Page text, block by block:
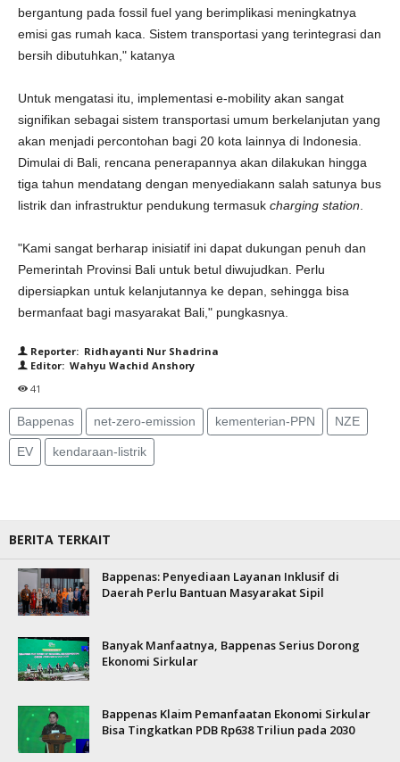
bergantung pada fossil fuel yang berimplikasi meningkatnya
emisi gas rumah kaca. Sistem transportasi yang terintegrasi dan
bersih dibutuhkan," katanya
Untuk mengatasi itu, implementasi e-mobility akan sangat
signifikan sebagai sistem transportasi umum berkelanjutan yang
akan menjadi percontohan bagi 20 kota lainnya di Indonesia.
Dimulai di Bali, rencana penerapannya akan dilakukan hingga
tiga tahun mendatang dengan menyediakann salah satunya bus
listrik dan infrastruktur pendukung termasuk charging station
"Kami sangat berharap inisiatif ini dapat dukungan penuh dan
Pemerintah Provinsi Bali untuk betul diwujudkan. Perlu
dipersiapkan untuk kelanjutannya ke depan, sehingga bisa
bermanfaat bagi masyarakat Bali," pungkasnya.
Reporter: Ridhayanti Nur Shadrina
Editor: Wahyu Wachid Anshory
41
Bappenas net-zero-emission kementerian-PPN NZE
EV kendaraan-listrik
BERITA TERKAIT
Bappenas: Penyediaan Layanan Inklusif di
Daerah Perlu Bantuan Masyarakat Sipil
Banyak Manfaatnya, Bappenas Serius Dorong
Ekonomi Sirkular
Bappenas Klaim Pemanfaatan Ekonomi Sirkular
Bisa Tingkatkan PDB Rp638 Triliun pada 2030